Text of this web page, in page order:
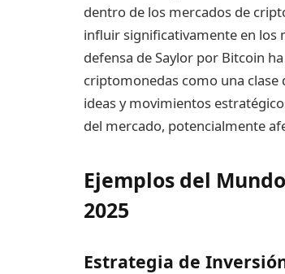
dentro de los mercados de
influir significativamente en los
defensa de Saylor por Bitcoin
criptomonedas como una clase
ideas y movimientos
del mercado, potencialmente
Ejemplos del
2025
Estrategia de